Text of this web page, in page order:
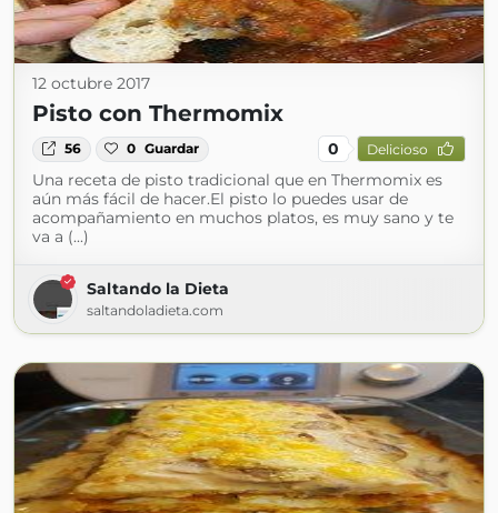
12 octubre 2017
Pisto con Thermomix
56 0 Guardar 0 Delicioso
Una receta de pisto tradicional que en Thermomix es
aún más fácil de hacer.El pisto lo puedes usar de
acompañamiento en muchos platos, es muy sano y te
va a (...)
Saltando la Dieta
saltandoladieta.com